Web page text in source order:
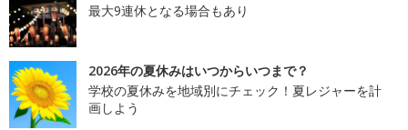
最大9連休となる場合もあり
2026年の夏休みはいつからいつまで？
学校の夏休みを地域別にチェック！夏レジャーを計
画しよう